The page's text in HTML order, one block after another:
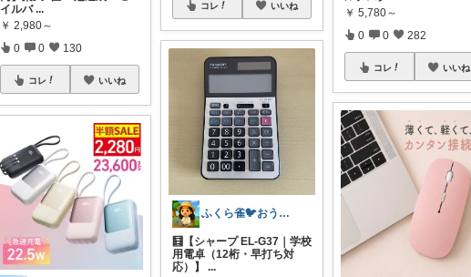
イルバ ...
￥ 2,980～
0 0 130
コレ いいね
コレ いいね
ふくら雀🐦おうちしごとラボ
🧮【シャープ EL-G37｜学校
用電卓（12桁・早打ち対
応）】
...
￥ 5,780～
0 0 282
コレ いいね